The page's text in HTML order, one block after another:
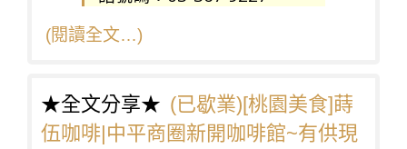
(閱讀全文…)
★全文分享★ (已歇業)[桃園美食]蒔
伍咖啡|中平商圈新開咖啡館~有供現